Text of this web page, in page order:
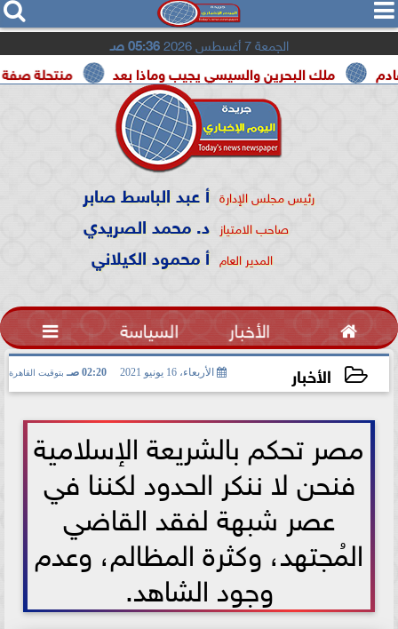
  
الجمعة 7 أغسطس 2026 05:36 صـ
منتحلة صفة صحفية البحرين والسيسي يجيب وماذا بعد
رئيس مجلس الإدارة أ عبد الباسط صابر
صاحب الامتياز د. محمد الصريدي
المدير العام أ محمود الكيلاني
 الأخبار السياسة 
الأخبار الأربعاء، 16 يونيو 2021 02:20 صـ بتوقيت القاهرة
مصر تحكم بالشريعة الإسلامية
فنحن لا ننكر الحدود لكننا في
عصر شبهة لفقد القاضي
المُجتهد، وكثرة المظالم، وعدم
وجود الشاهد.